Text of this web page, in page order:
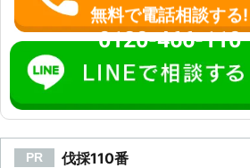
無料で電話相談する!
0120-466-110
PR 伐採110番